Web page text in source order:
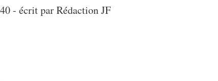
- écrit par Rédaction JF